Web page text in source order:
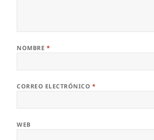
NOMBRE *
CORREO ELECTRÓNICO *
WEB